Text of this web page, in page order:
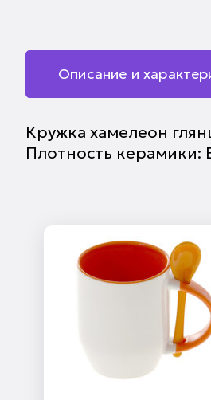
Описание и
Кружка хамелеон
Плотность керамики: